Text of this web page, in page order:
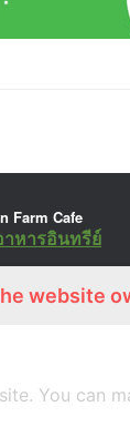
Farm Cafe
าหารอินทรีย์
website
You can